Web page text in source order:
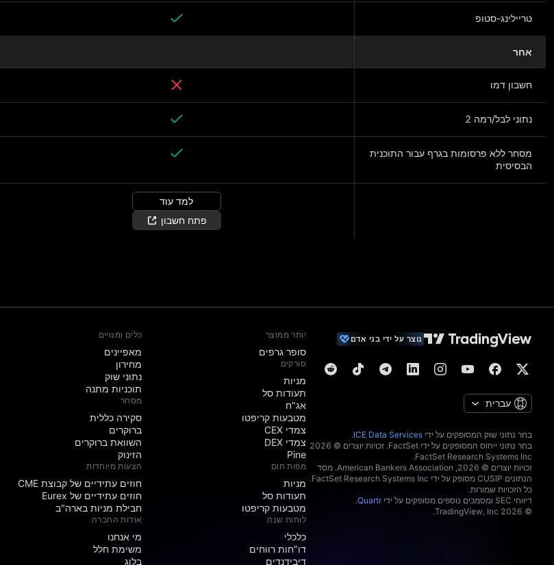
טריילינג-סטופ
אחר
חשבון דמו
נתוני לבל/רמה 2
מסחר ללא פרסומות בגרף עבור התוכנית
הבסיסית
למד עוד
פתח חשבון
נוצר על ידי בני אדם
עברית
בחר נתוני שוק המסופקים על ידי ICE Data Services
.
בחר נתוני ייחוס המסופקים על ידי FactSet. זכויות יוצרים © 2026
זכויות יוצרים © 2026, ‏American Bankers Association. מסד
הנתונים CUSIP מסופק על ידי FactSet Research Systems Inc.
כל הזכויות שמורות.
דיווחי SEC ומסמכים נוספים מסופקים על ידי
Quartr
.
© 2026 ‏TradingView, Inc.‏
יותר ממוצר
סופר גרפים
סורקים
מניות‏
תעודות סל
אג"ח
מטבעות קריפטו
צמדי CEX
צמדי DEX
Pine
מפות חום
מניות‏
תעודות סל
מטבעות קריפטו
לוחות שנה
כלכלי
דו"חות רווחים
דיבידנדים
כלים ומנויים
מאפיינים
מחירון
נתוני שוק
תוכניות מתנה
מסחר
סקירה כללית
ברוקרים
השוואת ברוקרים
הזינוק
הצעות מיוחדות
חוזים עתידיים של קבוצת CME
חוזים עתידיים של Eurex
חבילת מניות בארה"ב
אודות החברה
מי אנחנו
משימת חלל
בלוג